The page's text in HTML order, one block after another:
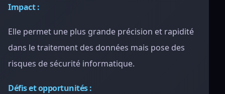
Impact :
Elle permet une plus grande précision et rapidité
dans le traitement des données mais pose des
risques de sécurité informatique.
Défis et opportunités :